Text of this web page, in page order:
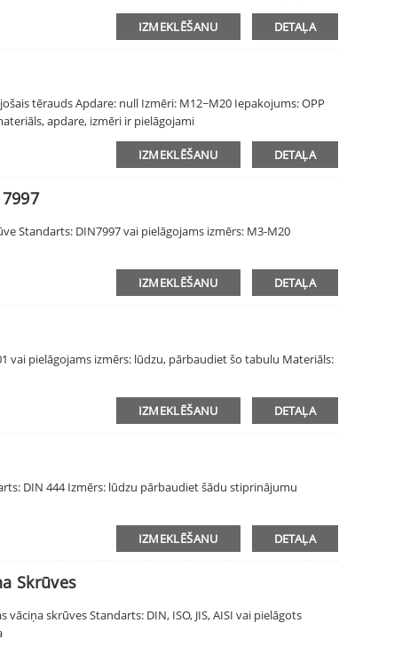
IZMEKLĒŠANU DETAĻA
tērauds Apdare: null Izmēri: M12~M20 Iepakojums: OPP
apdare, izmēri ir pielāgojami
IZMEKLĒŠANU DETAĻA
Standarts: DIN7997 vai pielāgojams izmērs: M3-M20
IZMEKLĒŠANU DETAĻA
vai pielāgojams izmērs: lūdzu, pārbaudiet šo tabulu Materiāls:
IZMEKLĒŠANU DETAĻA
DIN 444 Izmērs: lūdzu pārbaudiet šādu stiprinājumu
IZMEKLĒŠANU DETAĻA
Skrūves
skrūves Standarts: DIN, ISO, JIS, AISI vai pielāgots